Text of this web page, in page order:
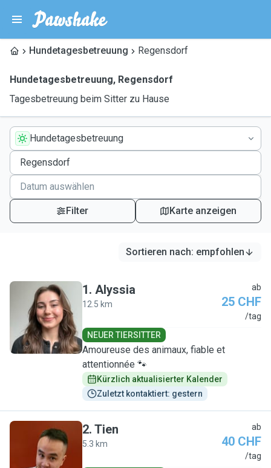
Hundetagesbetreuung Regensdorf
Hundetagesbetreuung, Regensdorf
Tagesbetreuung beim Sitter zu Hause
Hundetagesbetreuung
Filter Karte anzeigen
Sortieren nach: empfohlen
A
1. Alyssia
12.5 km
ab
25 CHF
/tag
NEUER TIERSITTER
Amoureuse des animaux, fiable et
attentionnée 🐾
Kürzlich aktualisierter Kalender
Zuletzt kontaktiert: gestern
T
2. Tien
5.3 km
ab
40 CHF
/tag